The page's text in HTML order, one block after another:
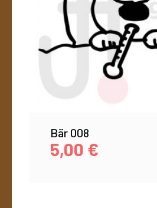
Bär 008
5,00 €